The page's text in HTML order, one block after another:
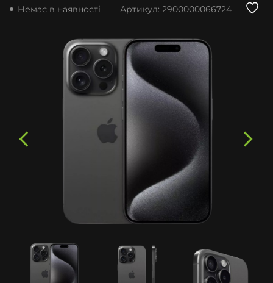
Немає в наявності Артикул: 2900000066724